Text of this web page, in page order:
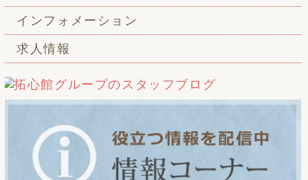
インフォメーション
求人情報